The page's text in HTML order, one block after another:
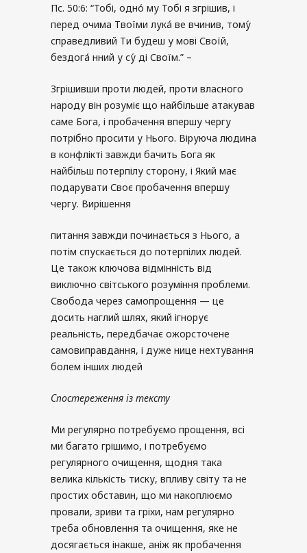
Пс. 50:6: “Тобі, одно́ му Тобі я згрішив, і
перед очима Твоїми лука́ ве вчинив, тому́
справедливий Ти будеш у мові Своїй,
бездога́ нний у су́ ді Своїм.” –
Згрішивши проти людей, проти власного
народу він розуміє що найбільше атакував
саме Бога, і пробачення впершу чергу
потрібно просити у Нього. Віруюча людина
в конфлікті завжди бачить Бога як
найбільш потерпілу сторону, і Який має
подарувати Своє пробачення впершу
чергу. Вирішення
питання завжди починається з Нього, а
потім спускається до потерпілих людей.
Це також ключова відмінність від
виключно світського розуміння проблеми.
Свобода через самопрощення — це
досить наглий шлях, який ігнорує
реальність, передбачає ожорсточене
самовиправдання, і дуже нице нехтування
болем інших людей
Спостереження із тексту
Ми регулярно потребуємо прощення, всі
ми багато грішимо, і потребуємо
регулярного очищення, щодня така
велика кількість тиску, впливу світу та не
простих обставин, що ми накоплюємо
провали, зриви та гріхи, нам регулярно
треба обновлення та очищення, яке не
досягається інакше, аніж як пробачення